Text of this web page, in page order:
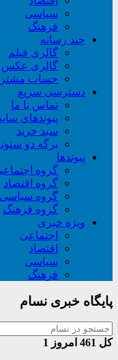
سیاسی
فرهنگ
چند رسانه
گالری فیلم
گالری عکس
حساب
دسترسی سریع
تماس با ما
پیوندهای
سبد خريد
برگه دو
پیوندها
گروه
گروه اقتصاد
گروه سیاسی
گروه فرهنگ
ویژه خبری
اجتماعی
اقتصاد
سیاسی
فرهنگ
پایگاه خبری نسام
کل امروز 1